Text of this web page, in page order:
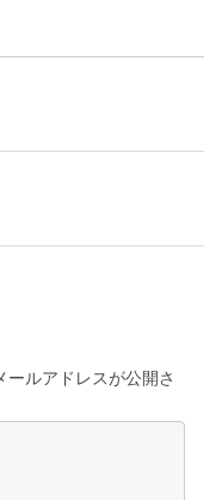
ールアドレスが公開さ